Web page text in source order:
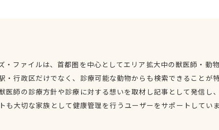
・ファイルは、首都圏を中心としてエリア拡大中の獣医師・動
・行政区だけでなく、診療可能な動物からも検索できることが
医師の診療方針や診療に対する想いを取材し記事として発信し
も大切な家族として健康管理を行うユーザーをサポートしてい